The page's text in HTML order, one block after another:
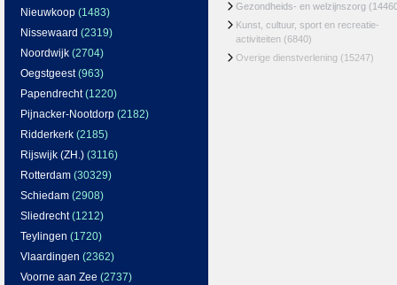
Nieuwkoop (1483)
Nissewaard (2319)
Noordwijk (2704)
Oegstgeest(963)
Papendrecht(1220)
Pijnacker-Nootdorp (2182)
Ridderkerk (2185)
Rijswijk (ZH.) (3116)
Rotterdam (30329)
Schiedam (2908)
Sliedrecht(1212)
Teylingen (1720)
Vlaardingen (2362)
Voorne aan Zee (2737)
Gezondheids- en welzijnszorg
Kunst, cultuur, sport en recreatie-
activiteiten (6840)
Overige dienstverlening (15247)